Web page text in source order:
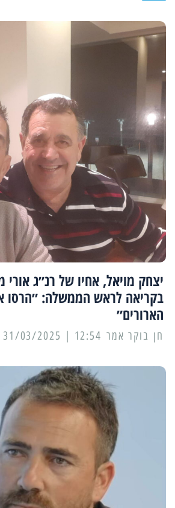
יצחק מויאל, אחיו של רנ״ג אורי
בקריאה לראש הממשלה: ״הרסו
הארורים״
12:54 | 31/03/2025